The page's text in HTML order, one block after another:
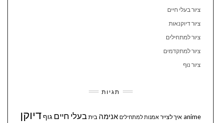
ציור בעלי חיים
ציור דיוקנאות
ציור למתחילים
ציור למתקדמים
ציור נוף
תגיות
anime איך לצייר אמנות למתחילים אנימה בית בעלי חיים גוףדיוקן